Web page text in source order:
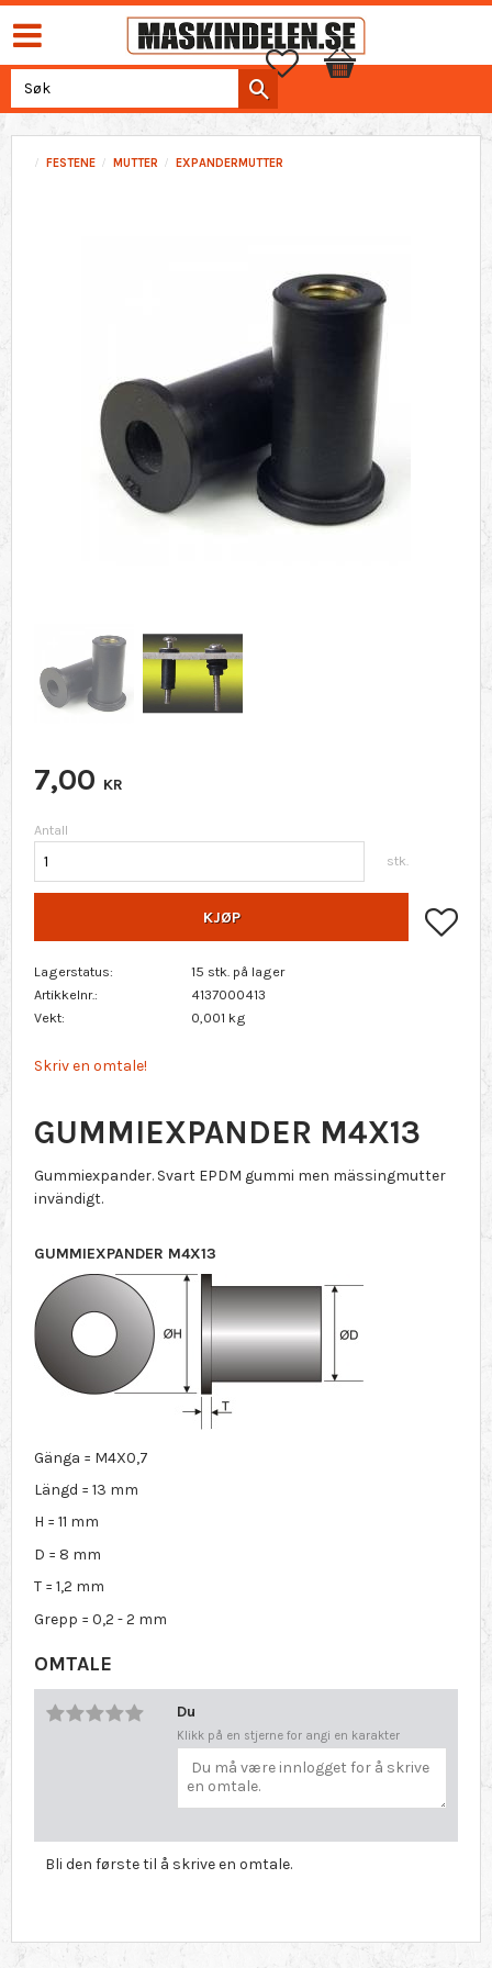
Favoritter
Handlekurv
FESTENE MUTTER EXPANDERMUTTER
7,00 KR
Antall
stk.
KJØP
Lagerstatus
15 stk. på lager
Artikkelnr.
4137000413
Vekt
0,001 kg
Skriv en omtale!
GUMMIEXPANDER M4X13
Gummiexpander. Svart EPDM gummi men mässingmutter
invändigt.
GUMMIEXPANDER M4X13
Gänga = M4X0,7
Längd = 13 mm
H = 11 mm
D = 8 mm
T = 1,2 mm
Grepp = 0,2 - 2 mm
OMTALE
Du
Klikk på en stjerne for angi en karakter
Bli den første til å skrive en omtale.